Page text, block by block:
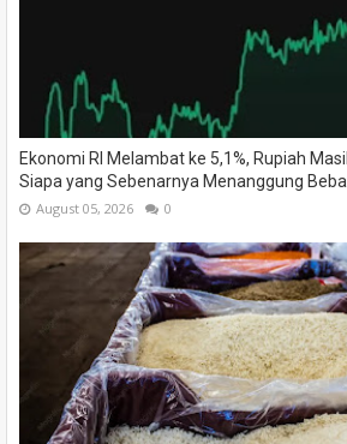
Ekonomi RI Melambat ke 5,1%, Rupiah
Siapa yang Sebenarnya Menanggung
August 05, 2026 0